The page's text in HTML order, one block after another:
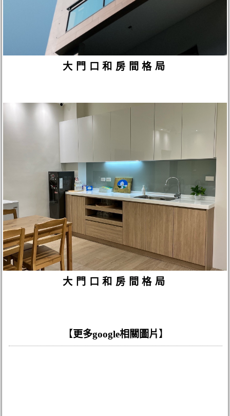
大門口和房間格局
大門口和房間格局
【更多google相關圖片】